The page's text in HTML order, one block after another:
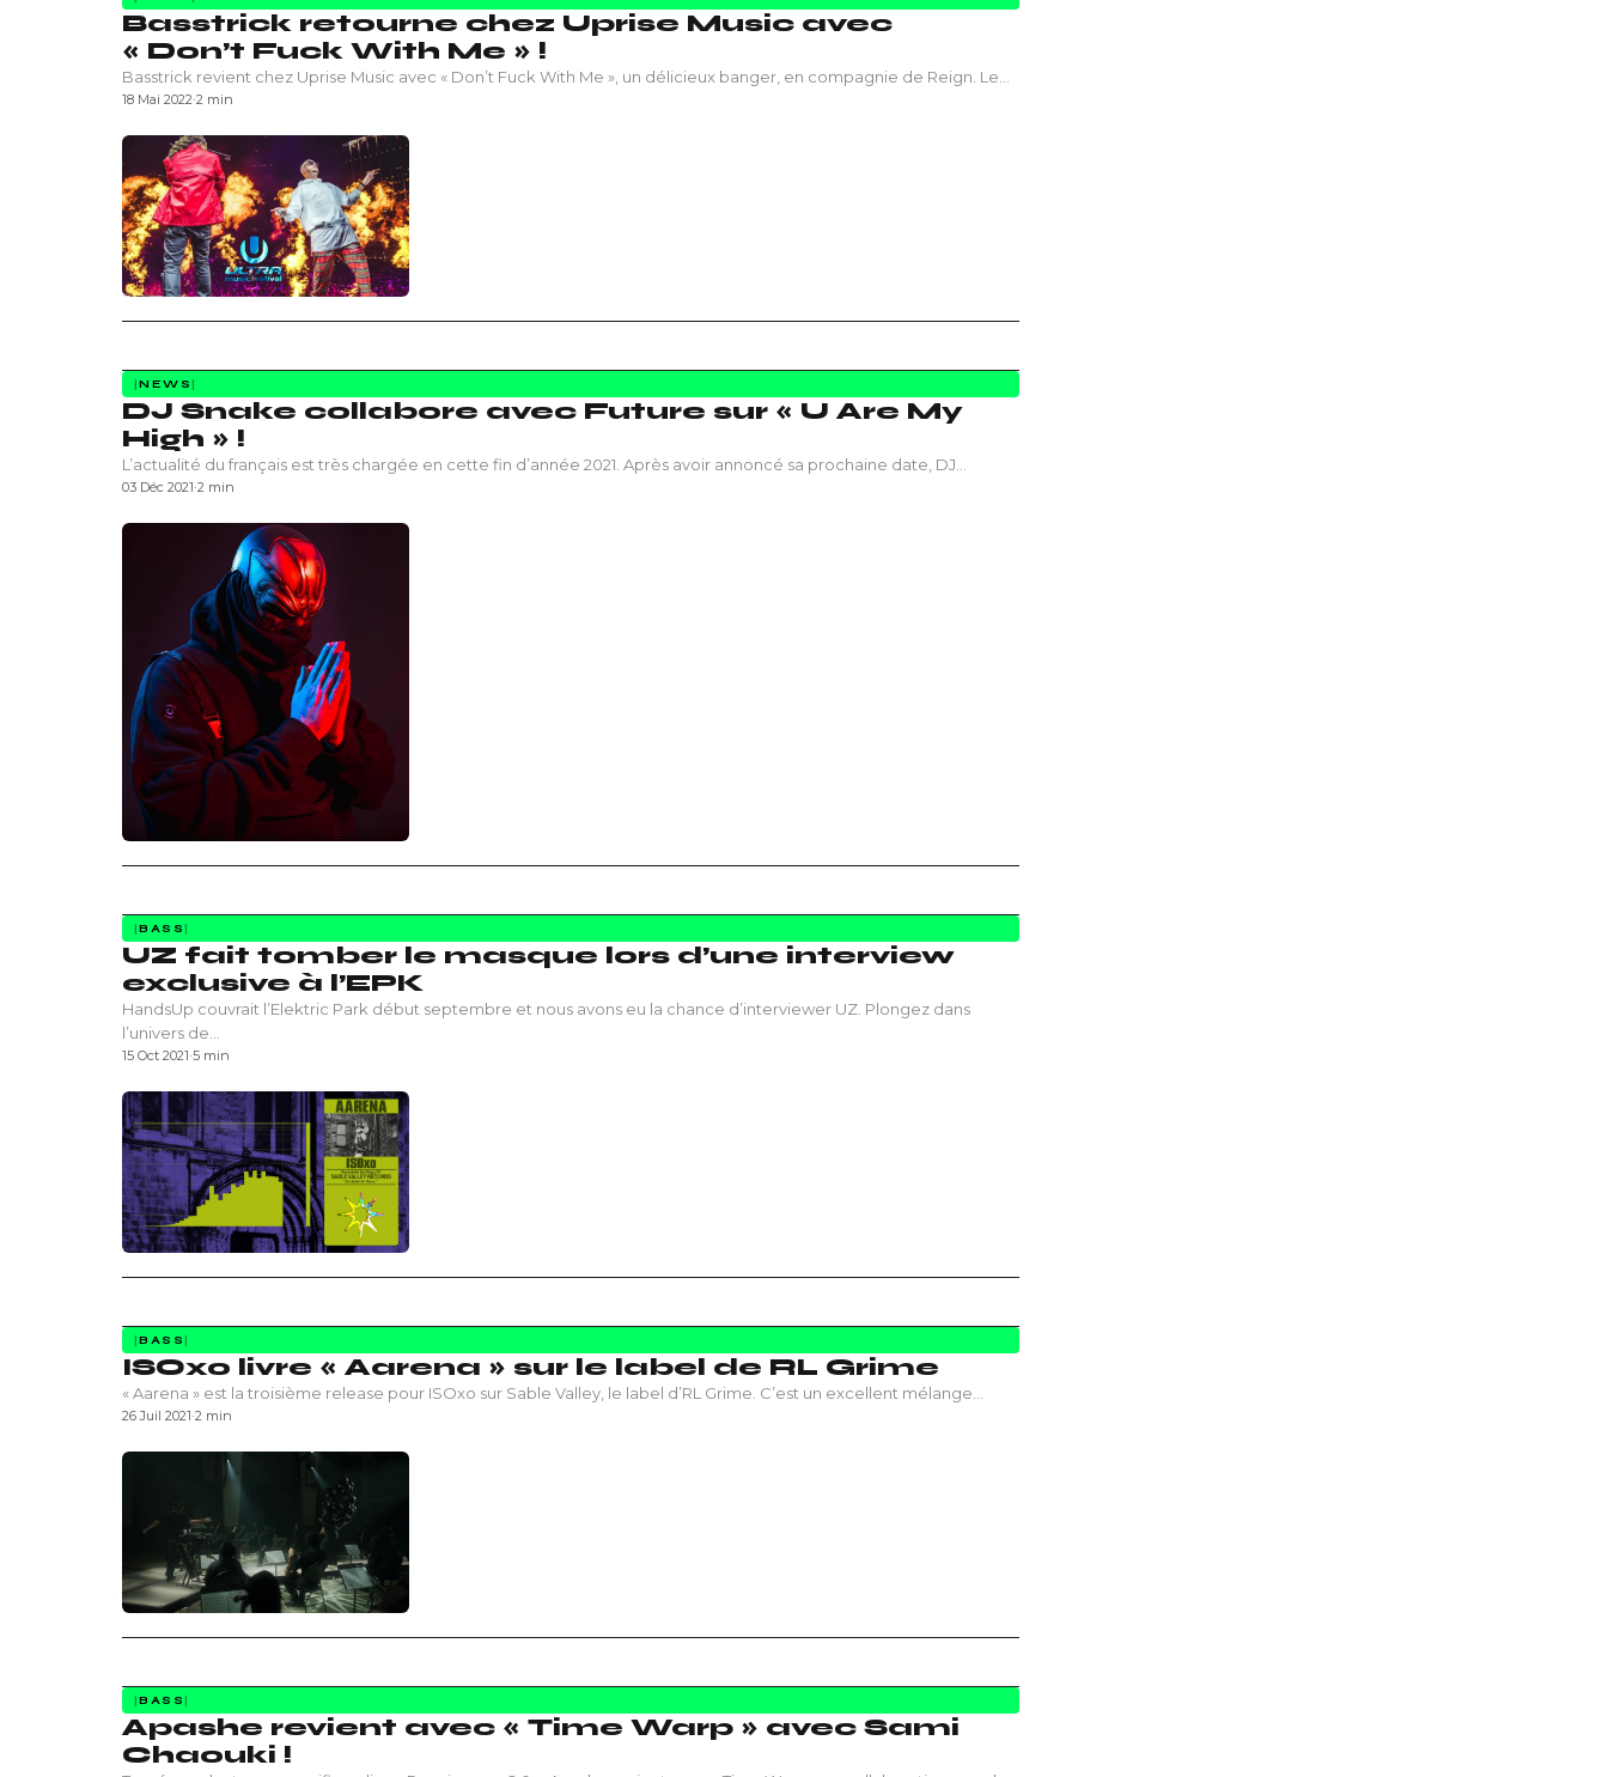
Basstrick retourne chez Uprise Music avec
« Don’t Fuck With Me » !
Basstrick revient chez Uprise Music avec « Don’t Fuck With Me », un délicieux banger, en compagnie de Reign. Le…
18 Mai 2022·2 min
NEWS
DJ Snake collabore avec Future sur « U Are My
High » !
L’actualité du français est très chargée en cette fin d’année 2021. Après avoir annoncé sa prochaine date, DJ…
03 Déc 2021·2 min
BASS
UZ fait tomber le masque lors d’une interview
exclusive à l’EPK
HandsUp couvrait l’Elektric Park début septembre et nous avons eu la chance d’interviewer UZ. Plongez dans
l’univers de…
15 Oct 2021·5 min
BASS
ISOxo livre « Aarena » sur le label de RL Grime
« Aarena » est la troisième release pour ISOxo sur Sable Valley, le label d’RL Grime. C’est un excellent mélange…
26 Juil 2021·2 min
BASS
Apashe revient avec « Time Warp » avec Sami
Chaouki !